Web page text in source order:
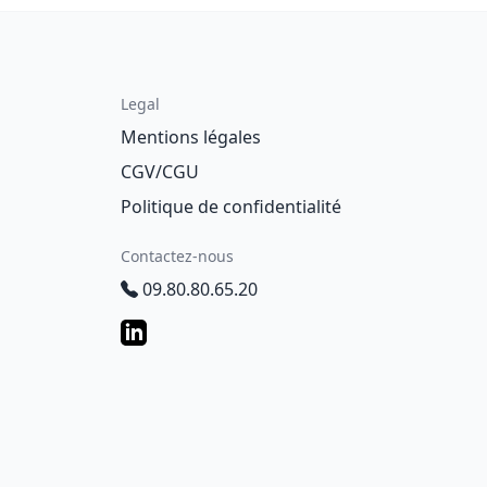
Legal
Mentions légales
CGV/CGU
Politique de confidentialité
Contactez-nous
09.80.80.65.20